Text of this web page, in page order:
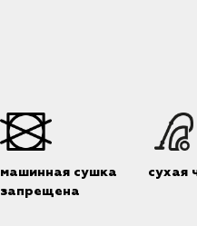
машинная сушка
запрещена
сухая